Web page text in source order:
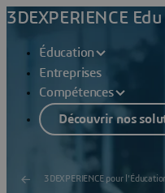
3DEXPERIENCE Edu
Éducation
Entreprises
Compétences
Découvrir nos
3DEXPERIENCE pour